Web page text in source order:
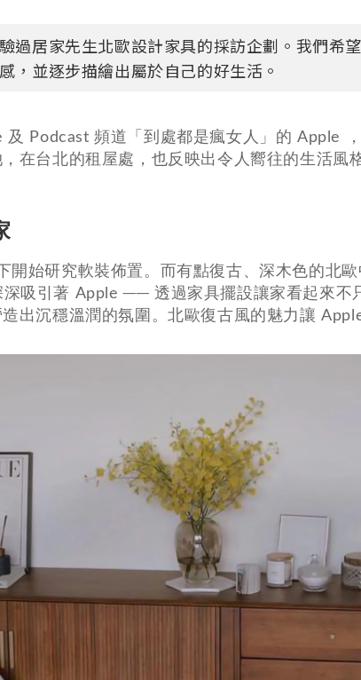
過居家先生北歐設計家具的採訪企劃。我們希
，並逐步描繪出屬於自己的好生活。
Podcast 頻道「到處都是瘋女人」的 Apple
在台北的租屋處，也反映出令人嚮往的生活風
始研究軟裝佈置。而有點復古、深木色的北歐
吸引著 Apple ── 透過家具擺設讓家看起來不
出沉穩溫潤的氛圍。北歐復古風的魅力讓